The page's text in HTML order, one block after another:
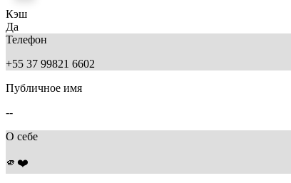
Кэш
Да
Телефон
+55 37 99821 6602
Публичное имя
--
О себе
🫵❤️